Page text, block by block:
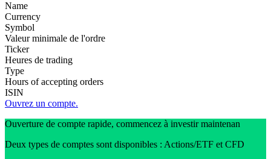
Name
Currency
Symbol
Valeur minimale de l'ordre
Ticker
Heures de trading
Type
Hours of accepting orders
ISIN
Ouvrez un compte.
Ouverture de compte rapide, commencez à investir maintenan
Deux types de comptes sont disponibles : Actions/ETF et CFD